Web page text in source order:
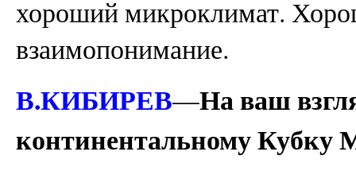
хороший микроклимат.
взаимопонимание.
В.КИБИРЕВ—На ваш
континентальному Кубку